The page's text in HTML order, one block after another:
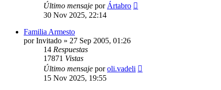
Último mensaje por Ártabro
30 Nov 2025, 22:14
Familia Armesto
porInvitado » 27 Sep 2005, 01:26
14 Respuestas
17871 Vistas
Último mensaje poroli.vadeli
15 Nov 2025, 19:55